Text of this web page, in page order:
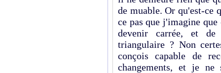
de muable. Or qu'est-ce
ce pas que j'imagine
devenir carrée, et
triangulaire ? Non
conçois capable de
changements, et je ne